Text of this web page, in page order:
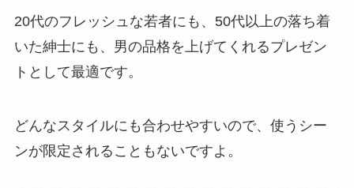
20代のフレッシュな若者にも、50代以上の落ち着
いた紳士にも、男の品格を上げてくれるプレゼン
トとして最適です。
どんなスタイルにも合わせやすいので、使うシー
ンが限定されることもないですよ。